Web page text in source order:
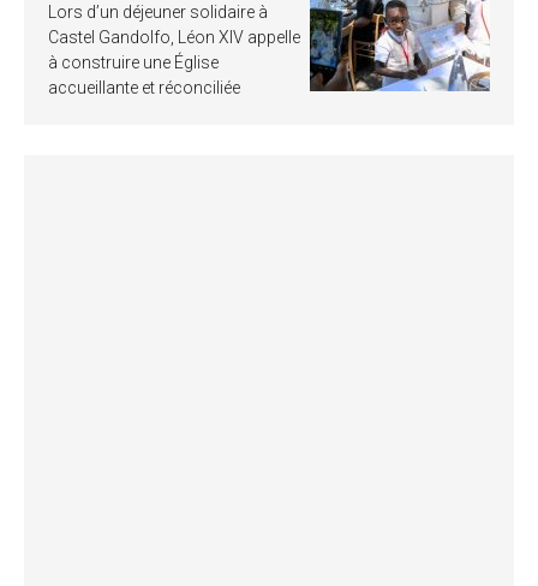
Lors d’un déjeuner solidaire à
Castel Gandolfo, Léon XIV appelle
à construire une Église
accueillante et réconciliée